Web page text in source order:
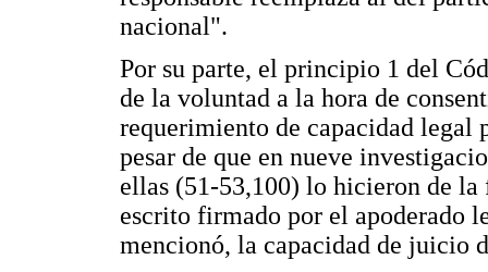
nacional".
Por su parte, el principio 1 del
de la voluntad a la hora de
requerimiento de capacidad legal
pesar de que en nueve
ellas (51-53,100) lo hicieron de
escrito firmado por el apoderado
mencionó, la capacidad de juicio